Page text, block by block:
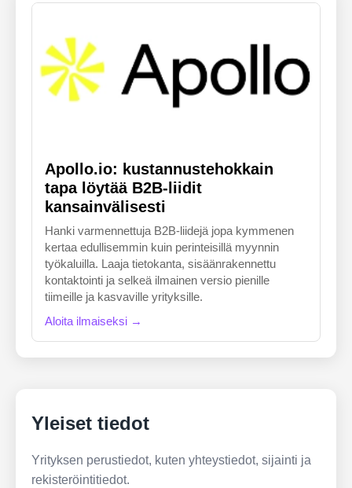
Apollo.io: kustannustehokkain
tapa löytää B2B-liidit
kansainvälisesti
Hanki varmennettuja B2B-liidejä jopa kymmenen
kertaa edullisemmin kuin perinteisillä myynnin
työkaluilla. Laaja tietokanta, sisäänrakennettu
kontaktointi ja selkeä ilmainen versio pienille
tiimeille ja kasvaville yrityksille.
Aloita ilmaiseksi →
Yleiset tiedot
Yrityksen perustiedot, kuten yhteystiedot, sijainti ja
rekisteröintitiedot.